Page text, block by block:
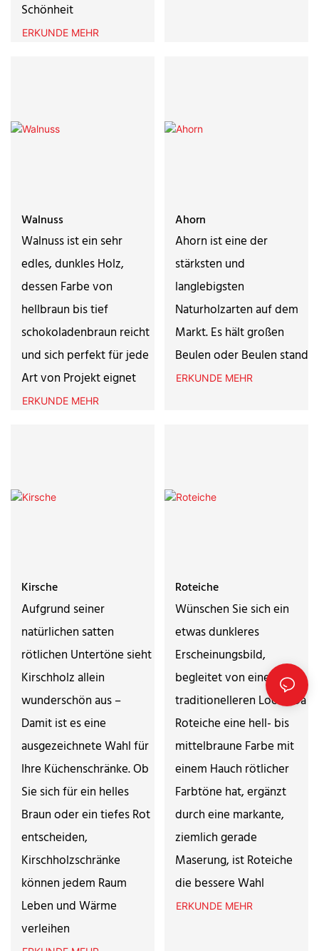
Schönheit
ERKUNDE MEHR
Walnuss
Walnuss ist ein sehr
edles, dunkles Holz,
dessen Farbe von
hellbraun bis tief
schokoladenbraun reicht
und sich perfekt für jede
Art von Projekt eignet
ERKUNDE MEHR
Ahorn
Ahorn ist eine der
stärksten und
langlebigsten
Naturholzarten auf dem
Markt. Es hält großen
Beulen oder Beulen stand
ERKUNDE MEHR
Kirsche
Aufgrund seiner
natürlichen satten
rötlichen Untertöne sieht
Kirschholz allein
wunderschön aus –
Damit ist es eine
ausgezeichnete Wahl für
Ihre Küchenschränke. Ob
Sie sich für ein helles
Braun oder ein tiefes Rot
entscheiden,
Kirschholzschränke
können jedem Raum
Leben und Wärme
verleihen
Roteiche
Wünschen Sie sich ein
etwas dunkleres
Erscheinungsbild,
begleitet von einem
traditionelleren Look? Da
Roteiche eine hell- bis
mittelbraune Farbe mit
einem Hauch rötlicher
Farbtöne hat, ergänzt
durch eine markante,
ziemlich gerade
Maserung, ist Roteiche
die bessere Wahl
ERKUNDE MEHR